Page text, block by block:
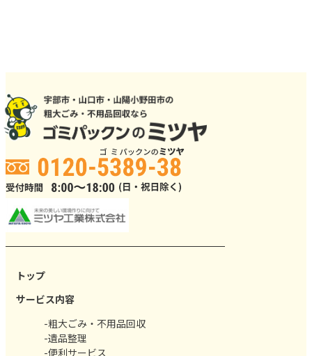
トップ
サービス内容
-粗大ごみ・不用品回収
-遺品整理
-便利サービス